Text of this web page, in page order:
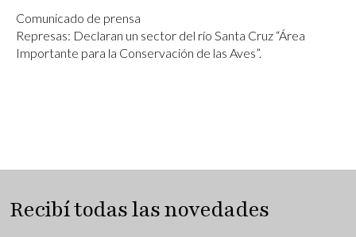
Comunicado de prensa
Represas: Declaran un sector del río Santa Cruz “Área
Importante para la Conservación de las Aves”.
Recibí todas las novedades